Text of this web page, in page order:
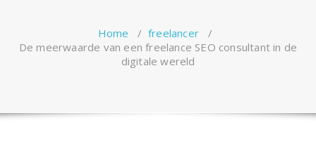
Home / freelancer/
De meerwaarde van een freelance SEO consultant in de
digitale wereld